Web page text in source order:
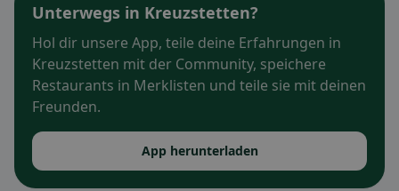
Unterwegs in Kreuzstetten?
Hol dir unsere App, teile deine Erfahrungen in
Kreuzstetten mit der Community, speichere
Restaurants in Merklisten und teile sie mit deinen
Freunden.
App herunterladen